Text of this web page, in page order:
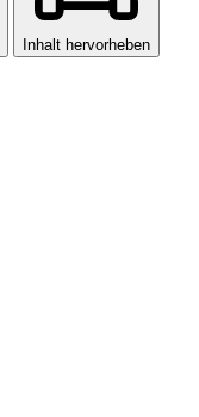
Inhalt hervorheben